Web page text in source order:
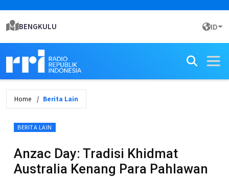
BENGKULU ID
Home Berita Lain
BERITA LAIN
Anzac Day: Tradisi Khidmat
Australia Kenang Para Pahlawan